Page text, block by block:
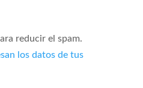
reducir el spam.
los datos de tus